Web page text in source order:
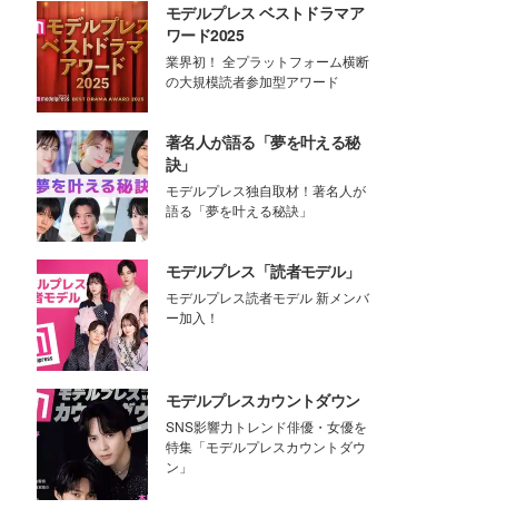
モデルプレス ベストドラマア
ワード2025
業界初！ 全プラットフォーム横断
の大規模読者参加型アワード
著名人が語る「夢を叶える秘
訣」
モデルプレス独自取材！著名人が
語る「夢を叶える秘訣」
モデルプレス「読者モデル」
モデルプレス読者モデル 新メンバ
ー加入！
モデルプレスカウントダウン
SNS影響力トレンド俳優・女優を
特集「モデルプレスカウントダウ
ン」